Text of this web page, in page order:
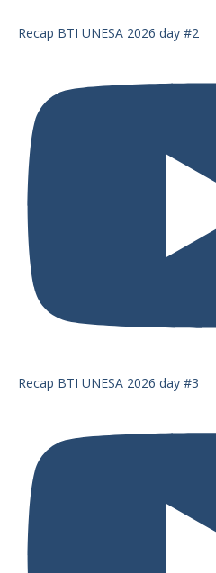
Recap BTI UNESA 2026 day #2
Recap BTI UNESA 2026 day #3